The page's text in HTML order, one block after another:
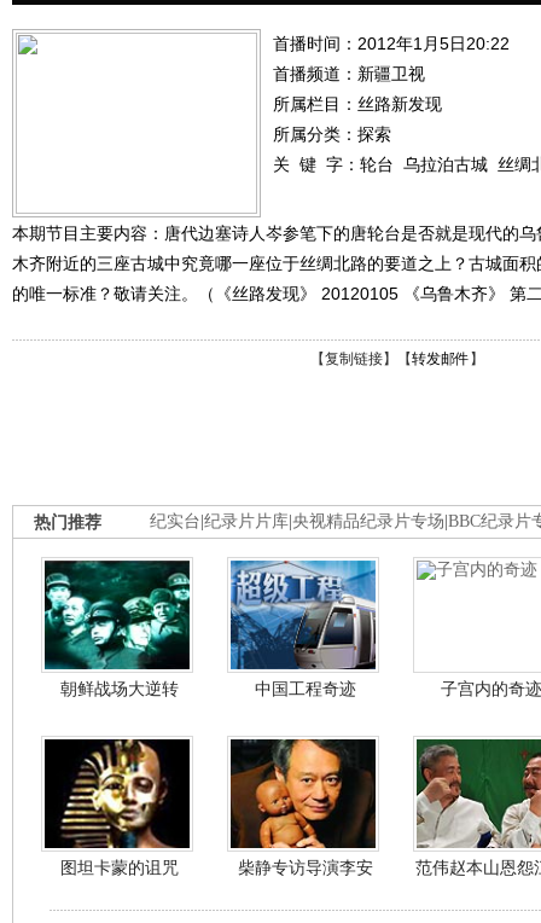
首播时间：2012年1月5日20:22
首播频道： 新疆卫视
所属栏目： 丝路新发现
所属分类：探索
关 键 字： 轮台 乌拉泊古城 丝绸
本期节目主要内容：唐代边塞诗人岑参笔下的唐轮台是否就是现代的
木齐附近的三座古城中究竟哪一座位于丝绸北路的要道之上？古城面
的唯一标准？敬请关注。（《丝路发现》 20120105 《乌鲁木齐》 第
【复制链接】【转发邮件 】
纪实台 纪录片片库 央视精品纪录片专场 BBC纪录片
热门推荐
朝鲜战场大逆转 中国工程奇迹 子宫内的奇迹
图坦卡蒙的诅咒 柴静专访导演李安 范伟赵本山恩怨